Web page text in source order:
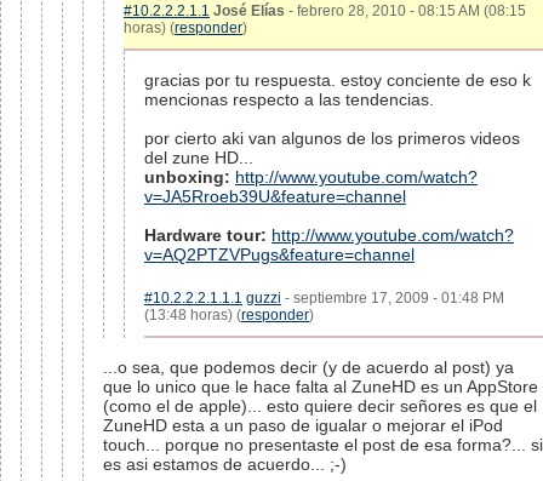
#10.2.2.2.1.1 José Elías - febrero 28, 2010 - 08:15 AM (08:15
horas) (responder)
gracias por tu respuesta. estoy conciente de eso k
mencionas respecto a las tendencias.
por cierto aki van algunos de los primeros videos
del zune HD...
unboxing: http://www.youtube.com/watch?
v=JA5Rroeb39U&feature=channel
Hardware tour: http://www.youtube.com/watch?
v=AQ2PTZVPugs&feature=channel
#10.2.2.2.1.1.1 guzzi - septiembre 17, 2009 - 01:48 PM
(13:48 horas) (responder)
...o sea, que podemos decir (y de acuerdo al post) ya
que lo unico que le hace falta al ZuneHD es un AppStore
(como el de apple)... esto quiere decir señores es que el
ZuneHD esta a un paso de igualar o mejorar el iPod
touch... porque no presentaste el post de esa forma?... si
es asi estamos de acuerdo... ;-)